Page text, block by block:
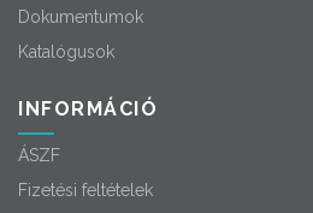
Dokumentumok
Katalógusok
INFORMÁCIÓ
ÁSZF
Fizetési feltételek